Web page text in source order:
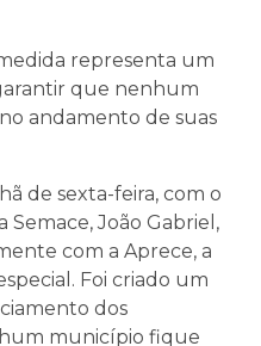
representa um
que nenhum
andamento de suas
de sexta-feira, com o
João Gabriel,
com a Aprece, a
Foi criado um
dos
município fique